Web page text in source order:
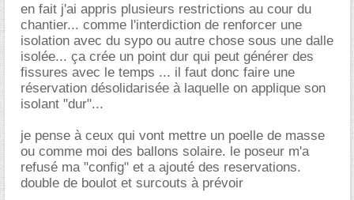
en fait j'ai appris plusieurs restrictions au cour du
chantier... comme l'interdiction de renforcer une
isolation avec du sypo ou autre chose sous une dalle
isolée... ça crée un point dur qui peut générer des
fissures avec le temps ... il faut donc faire une
réservation désolidarisée à laquelle on applique son
isolant "dur"...
je pense à ceux qui vont mettre un poelle de masse
ou comme moi des ballons solaire. le poseur m'a
refusé ma "config" et a ajouté des reservations.
double de boulot et surcouts à prévoir